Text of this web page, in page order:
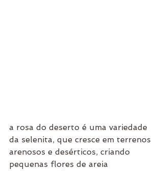
a rosa do deserto é uma variedade
da selenita, que cresce em terrenos
arenosos e desérticos, criando
pequenas flores de areia